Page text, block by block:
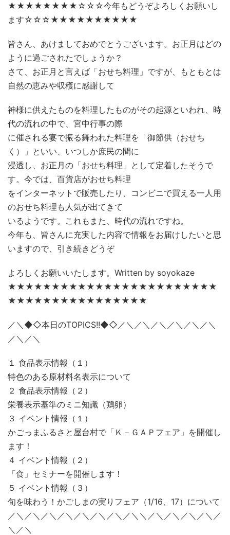
★★★★★★★★☆☆☆今年もどうぞよろしくお願いし
ます☆☆☆★★★★★★★★★★
皆さん、あけましておめでとうございます。お正月はどの
ように過ごされたでしょうか？
さて、お正月と言えば「おせち料理」ですが、もともとは
自然の恵みや収穫に感謝して
神様に供えたものを料理したものがその起源といわれ、時
代の流れの中で、宮中行事の際
に催される宴で振る舞われた料理を「御節供（おせち
く）」といい、いつしか庶民の間に
浸透し、お正月の「おせち料理」として定着したそうで
す。今では、百貨店がおせち料理
をインターネットで販売したり、コンビニで買える一人用
のおせち料理も人気が出てきて
いるようです。これもまた、時代の流れですね。
今年も、皆さんに充実した内容で情報をお届けしたいと思
いますので、引き続きどうぞ
よろしくお願いいたします。Written by soyokaze
★★★★★★★★★★★★★★★★★★★★★★★★
★★★★★★★★★★★★★★★★
／＼◆◇本日のTOPICS!!◆◇／＼／＼／＼／＼／＼／＼
／＼／＼
１ 食品表示情報（１）
特色のある原材料名表示について
２ 食品表示情報（２）
栄養表示基準のミニ知識（鶏卵）
３ イベント情報（１）
かごっまふるさと屋台村で「Ｋ－ＧＡＰフェア」を開催し
ます！
４ イベント情報（２）
「食」セミナーを開催します！
５ イベント情報（３）
旬を味わう！かごしまの実りフェア（1/16、17）について
／＼／＼／＼／＼／＼／＼／＼／＼＼／＼／＼／＼／＼／
＼／＼